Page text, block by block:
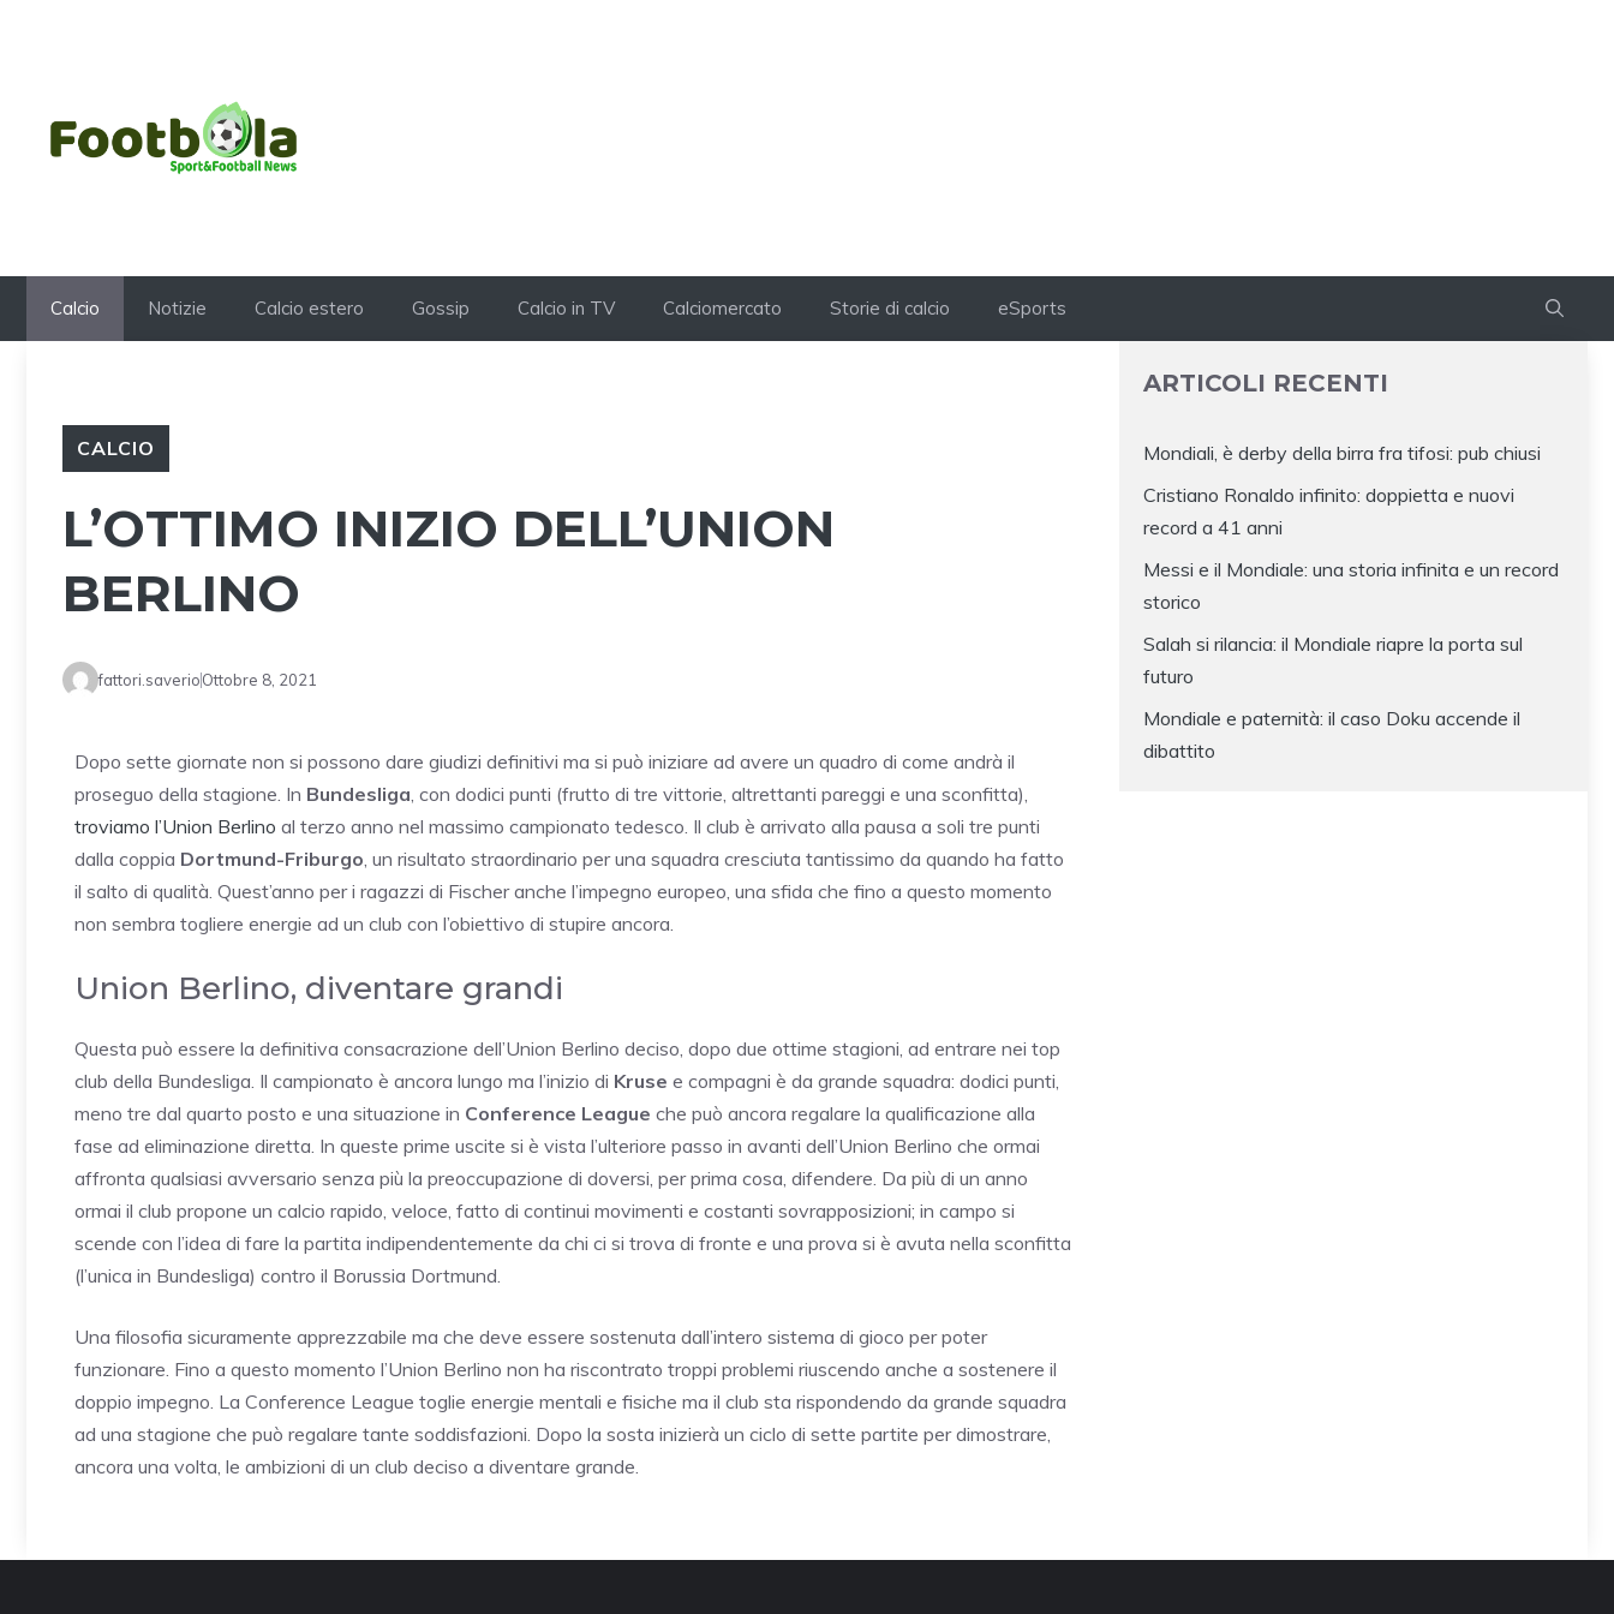
Calcio Notizie Calcio estero Gossip Calcio in TV Calciomercato Storie di calcio eSports
CALCIO
L’OTTIMO INIZIO DELL’UNION
BERLINO
fattori.saverioOttobre 8, 2021
Dopo sette giornate non si possono dare giudizi definitivi ma si può iniziare ad avere un quadro di come andrà il
proseguo della stagione. In Bundesliga, con dodici punti (frutto di tre vittorie, altrettanti pareggi e una sconfitta),
troviamo l’Union Berlino al terzo anno nel massimo campionato tedesco. Il club è arrivato alla pausa a soli tre punti
dalla coppia Dortmund-Friburgo, un risultato straordinario per una squadra cresciuta tantissimo da quando ha fatto
il salto di qualità. Quest’anno per i ragazzi di Fischer anche l’impegno europeo, una sfida che fino a questo momento
non sembra togliere energie ad un club con l’obiettivo di stupire ancora.
Union Berlino, diventare grandi
Questa può essere la definitiva consacrazione dell’Union Berlino deciso, dopo due ottime stagioni, ad entrare nei top
club della Bundesliga. Il campionato è ancora lungo ma l’inizio di Kruse e compagni è da grande squadra: dodici punti,
meno tre dal quarto posto e una situazione in Conference League che può ancora regalare la qualificazione alla
fase ad eliminazione diretta. In queste prime uscite si è vista l’ulteriore passo in avanti dell’Union Berlino che ormai
affronta qualsiasi avversario senza più la preoccupazione di doversi, per prima cosa, difendere. Da più di un anno
ormai il club propone un calcio rapido, veloce, fatto di continui movimenti e costanti sovrapposizioni; in campo si
scende con l’idea di fare la partita indipendentemente da chi ci si trova di fronte e una prova si è avuta nella sconfitta
(l’unica in Bundesliga) contro il Borussia Dortmund.
Una filosofia sicuramente apprezzabile ma che deve essere sostenuta dall’intero sistema di gioco per poter
funzionare. Fino a questo momento l’Union Berlino non ha riscontrato troppi problemi riuscendo anche a sostenere il
doppio impegno. La Conference League toglie energie mentali e fisiche ma il club sta rispondendo da grande squadra
ad una stagione che può regalare tante soddisfazioni. Dopo la sosta inizierà un ciclo di sette partite per dimostrare,
ancora una volta, le ambizioni di un club deciso a diventare grande.
ARTICOLI RECENTI
Mondiali, è derby della birra fra tifosi: pub chiusi
Cristiano Ronaldo infinito: doppietta e nuovi
record a 41 anni
Messi e il Mondiale: una storia infinita e un record
storico
Salah si rilancia: il Mondiale riapre la porta sul
futuro
Mondiale e paternità: il caso Doku accende il
dibattito